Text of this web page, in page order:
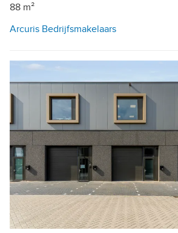
88 m²
Arcuris Bedrijfsmakelaars